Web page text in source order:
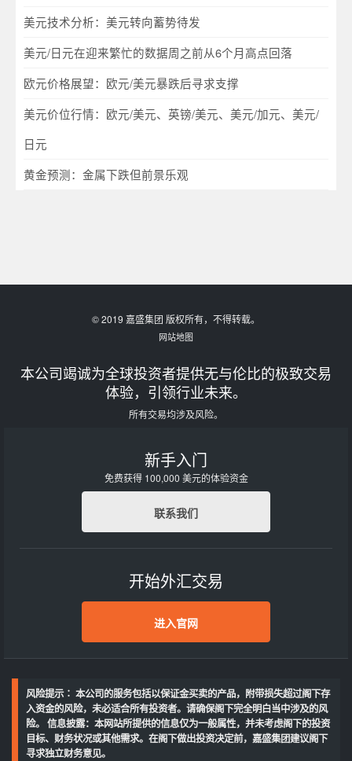
美元技术分析：美元转向蓄势待发
美元/日元在迎来繁忙的数据周之前从6个月高点回落
欧元价格展望：欧元/美元暴跌后寻求支撑
美元价位行情：欧元/美元、英镑/美元、美元/加元、美元/
日元
黄金预测：金属下跌但前景乐观
© 2019 嘉盛集团 版权所有，不得转载。
网站地图
本公司竭诚为全球投资者提供无与伦比的极致交易
体验，引领行业未来。
所有交易均涉及风险。
新手入门
免费获得 100,000 美元的体验资金
联系我们
开始外汇交易
进入官网
风险提示∶ 本公司的服务包括以保证金买卖的产品，附带损失超过阁下存
入资金的风险，未必适合所有投资者。请确保阁下完全明白当中涉及的风
险。 信息披露：本网站所提供的信息仅为一般属性，并未考虑阁下的投资
目标、财务状况或其他需求。在阁下做出投资决定前，嘉盛集团建议阁下
寻求独立财务意见。